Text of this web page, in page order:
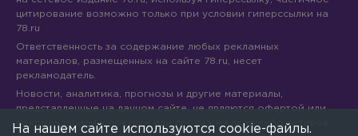
цитирование возможно только при условии гиперссылки на
78.ru
Ответственность за содержание любых рекламных
материалов, размещенных на сайте 78.ru, несет
рекламодатель.
Новости, аналитика, прогнозы и другие материалы,
представленные на данном сайте, не являются офертой или
рекомендацией к покупке или продаже каких-либо активов.
На нашем сайте используются cookie-файлы.